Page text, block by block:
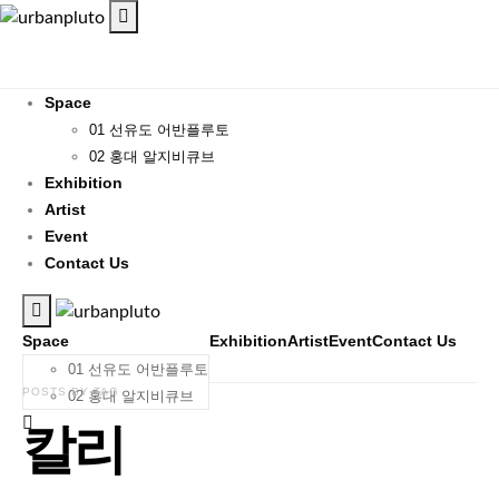
Space
01 선유도 어반플루토
02 홍대 알지비큐브
Exhibition
Artist
Event
Contact Us
Space
01 선유도 어반플루토
02 홍대 알지비큐브
ExhibitionArtistEventContact Us
POSTS BY TAG
칼리